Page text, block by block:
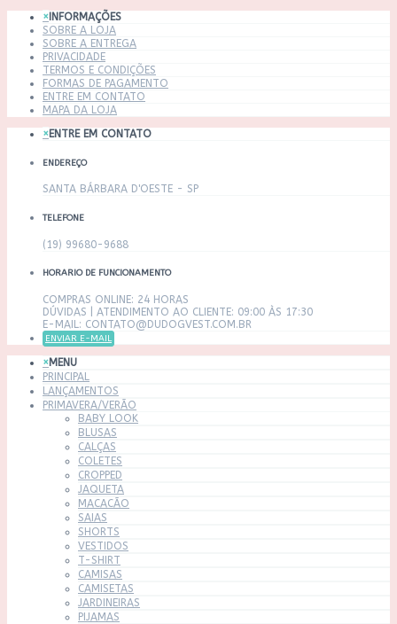
× INFORMAÇÕES
SOBRE A LOJA
SOBRE A ENTREGA
PRIVACIDADE
TERMOS E CONDIÇÕES
FORMAS DE PAGAMENTO
ENTRE EM CONTATO
MAPA DA LOJA
×ENTRE EM CONTATO
ENDEREÇO
SANTA BÁRBARA D'OESTE - SP
TELEFONE
(19) 99680-9688
HORARIO DE FUNCIONAMENTO
COMPRAS ONLINE: 24 HORAS
DÚVIDAS | ATENDIMENTO AO CLIENTE: 09:00 ÀS 17:30
E-MAIL: CONTATO@DUDOGVEST.COM.BR
ENVIAR E-MAIL
×MENU
PRINCIPAL
LANÇAMENTOS
PRIMAVERA/VERÃO
BABY LOOK
BLUSAS
CALÇAS
COLETES
CROPPED
JAQUETA
MACACÃO
SAIAS
SHORTS
VESTIDOS
T-SHIRT
CAMISAS
CAMISETAS
JARDINEIRAS
PIJAMAS